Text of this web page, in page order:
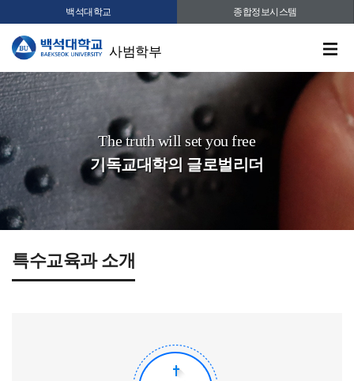
백석대학교 종합정보시스템
사범학부
The truth will set you free
기독교대학의 글로벌리더
특수교육과 소개